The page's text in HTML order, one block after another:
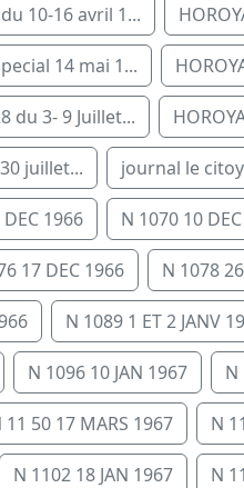
10-16 avril 1...
14 mai 1...
du 3- 9 Juillet...
juillet... journal le
1966 N 1070 10
17 DEC 1966 N 1078
N 1089 1 ET 2 JANV
N 1096 10 JAN 1967 N
11 50 17 MARS 1967 N
N 1102 18 JAN 1967 N